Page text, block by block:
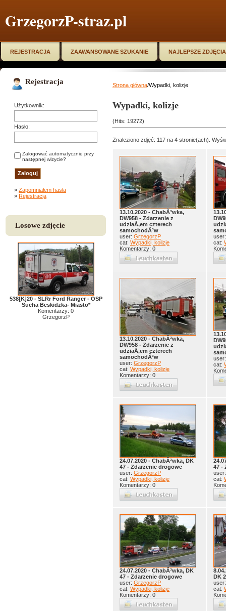
GrzegorzP-straz.pl
REJESTRACJA ZAAWANSOWANE SZUKANIE NAJLEPSZE ZDJĘCIA
Rejestracja
Użytkownik:
Hasło:
Zalogować automatycznie przy
następnej wizycie?
» Zapomniałem hasła
» Rejestracja
Losowe zdjęcie
538[K]20 - SLRr Ford Ranger - OSP
Sucha Beskidzka- Miasto*
Komentarzy: 0
GrzegorzP
Strona główna/Wypadki, kolizje
Wypadki, kolizje
(Hits: 19272)
Znaleziono zdjęć: 117 na 4 stronie(ach).
13.10.2020 - ChabÃ³wka,
DW958 - Zdarzenie z
udziaÅ‚em czterech
samochodÃ³w
user: GrzegorzP
cat: Wypadki, kolizje
Komentarzy: 0
cat:
13.10.2020 - ChabÃ³wka,
DW958 - Zdarzenie z
udziaÅ‚em czterech
samochodÃ³w
user: GrzegorzP
cat: Wypadki, kolizje
Komentarzy: 0
cat:
24.07.2020 - ChabÃ³wka, DK
47 - Zdarzenie drogowe
user: GrzegorzP
cat: Wypadki, kolizje
Komentarzy: 0
47 -
cat:
24.07.2020 - ChabÃ³wka, DK
47 - Zdarzenie drogowe
user: GrzegorzP
cat: Wypadki, kolizje
Komentarzy: 0
DK
cat: